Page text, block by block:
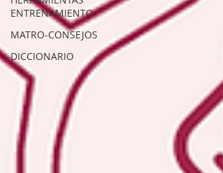
ENTRENAMIENTO
MATRO-CONSEJOS
DICCIONARIO